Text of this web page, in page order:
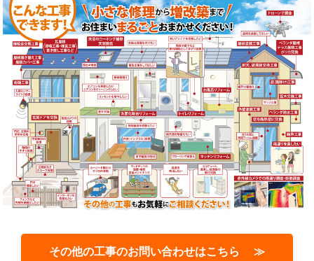
その他の工事のお問い合わせはこちら ≫